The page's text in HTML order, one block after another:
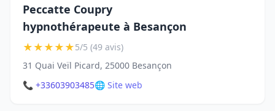
Peccatte Coupry
hypnothérapeute à Besançon
★★★★★5/5 (49 avis)
31 Quai Veïl Picard, 25000 Besançon
📞 +33603903485🌐 Site web